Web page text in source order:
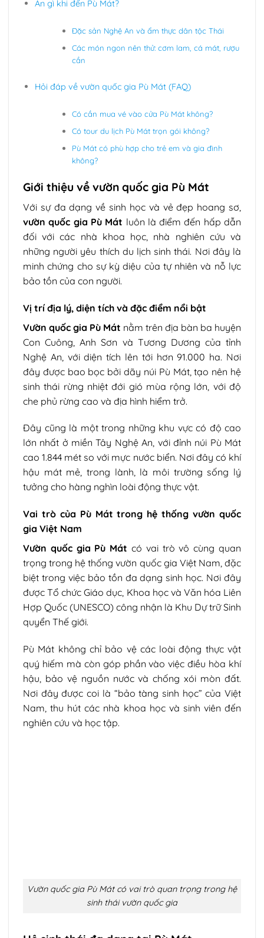
Ăn gì khi đến Pù Mát?
Đặc sản Nghệ An và ẩm thực dân tộc Thái
Các món ngon nên thử: cơm lam, cá mát, rượu
cần
Hỏi đáp về vườn quốc gia Pù Mát (FAQ)
Có cần mua vé vào cửa Pù Mát không?
Có tour du lịch Pù Mát trọn gói không?
Pù Mát có phù hợp cho trẻ em và gia đình
không?
Giới thiệu về vườn quốc gia Pù Mát
Với sự đa dạng về sinh học và vẻ đẹp hoang sơ,
vườn quốc gia Pù Mát luôn là điểm đến hấp dẫn
đối với các nhà khoa học, nhà nghiên cứu và
những người yêu thích du lịch sinh thái. Nơi đây là
minh chứng cho sự kỳ diệu của tự nhiên và nỗ lực
bảo tồn của con người.
Vị trí địa lý, diện tích và đặc điểm nổi bật
Vườn quốc gia Pù Mát nằm trên địa bàn ba huyện
Con Cuông, Anh Sơn và Tương Dương của tỉnh
Nghệ An, với diện tích lên tới hơn 91.000 ha. Nơi
đây được bao bọc bởi dãy núi Pù Mát, tạo nên hệ
sinh thái rừng nhiệt đới gió mùa rộng lớn, với độ
che phủ rừng cao và địa hình hiểm trở.
Đây cũng là một trong những khu vực có độ cao
lớn nhất ở miền Tây Nghệ An, với đỉnh núi Pù Mát
cao 1.844 mét so với mực nước biển. Nơi đây có khí
hậu mát mẻ, trong lành, là môi trường sống lý
tưởng cho hàng nghìn loài động thực vật.
Vai trò của Pù Mát trong hệ thống vườn quốc
gia Việt Nam
Vườn quốc gia Pù Mát có vai trò vô cùng quan
trọng trong hệ thống vườn quốc gia Việt Nam, đặc
biệt trong việc bảo tồn đa dạng sinh học. Nơi đây
được Tổ chức Giáo dục, Khoa học và Văn hóa Liên
Hợp Quốc (UNESCO) công nhận là Khu Dự trữ Sinh
quyển Thế giới.
Pù Mát không chỉ bảo vệ các loài động thực vật
quý hiếm mà còn góp phần vào việc điều hòa khí
hậu, bảo vệ nguồn nước và chống xói mòn đất.
Nơi đây được coi là “bảo tàng sinh học” của Việt
Nam, thu hút các nhà khoa học và sinh viên đến
nghiên cứu và học tập.
Vườn quốc gia Pù Mát có vai trò quan trọng trong hệ
sinh thái vườn quốc gia